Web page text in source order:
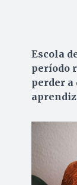
Escola
período
perder a